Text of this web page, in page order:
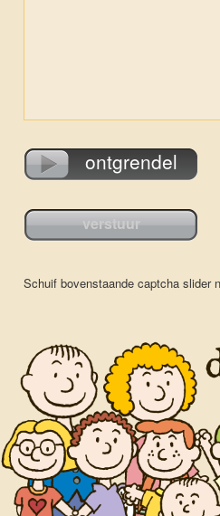
ontgrendel
Schuif bovenstaande captcha slider